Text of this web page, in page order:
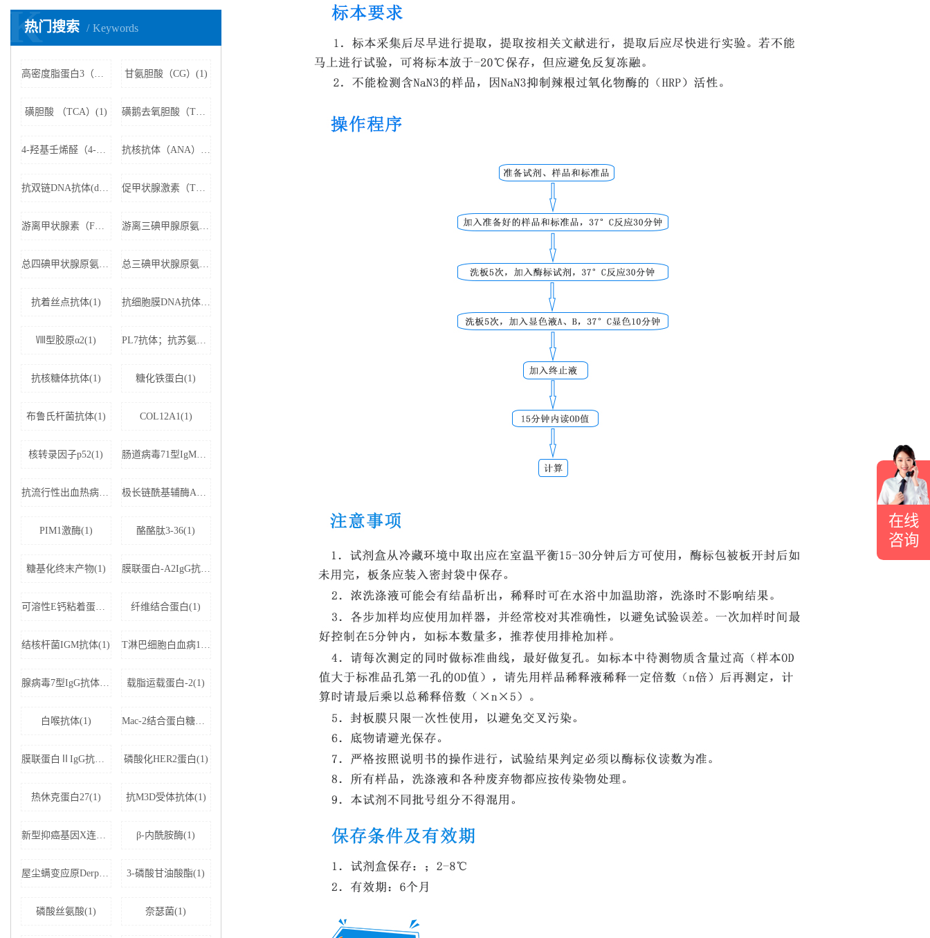
热门搜索 Keywords
K
高密度脂蛋白3（HDL3）(1) 甘氨胆酸（CG）(1)
磺胆酸 （TCA）(1) 磺鹅去氧胆酸（TCDCA）(1)
4-羟基壬烯醛（4-HNE）(1) 抗核抗体（ANA）(1)
抗双链DNA抗体(dsDNA)(1) 促甲状腺激素（TSH）(1)
游离甲状腺素（FT4）(1) 游离三碘甲腺原氨酸（FT3）(1)
总四碘甲状腺原氨酸（TT4）(1) 总三碘甲状腺原氨酸（TT3)(1)
抗着丝点抗体(1) 抗细胞膜DNA抗体(1)
Ⅷ型胶原α2(1) PL7抗体；抗苏氨酰tRNA合成酶(1)
抗核糖体抗体(1) 糖化铁蛋白(1)
布鲁氏杆菌抗体(1) COL12A1(1)
核转录因子p52(1) 肠道病毒71型IgM抗体(1)
抗流行性出血热病毒IgM抗体(1) 极长链酰基辅酶A脱氢酶(1)
PIM1激酶(1) 酪酪肽3-36(1)
糖基化终末产物(1) 膜联蛋白-A2IgG抗体(1)
可溶性E钙粘着蛋白;可溶性上皮性钙黏附蛋白(1) 纤维结合蛋白(1)
结核杆菌IGM抗体(1) T淋巴细胞白血病1+2型病毒(1)
腺病毒7型IgG抗体(1) 载脂运载蛋白-2(1)
白喉抗体(1) Mac-2结合蛋白糖基化异构体(1)
膜联蛋白ⅡIgG抗体(1) 磷酸化HER2蛋白(1)
热休克蛋白27(1) 抗M3D受体抗体(1)
新型抑癌基因X连锁凋亡抑制蛋白相关因子-1(1) β-内酰胺酶(1)
屋尘螨变应原Derp1 IgE抗体(1) 3-磷酸甘油酸酯(1)
磷酸丝氨酸(1) 奈瑟菌(1)
在线
咨询